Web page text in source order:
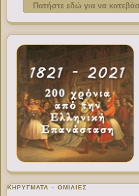
Πατήστε εδώ για να
ΚΗΡΥΓΜΑΤΑ – ΟΜΙΛΙΕΣ